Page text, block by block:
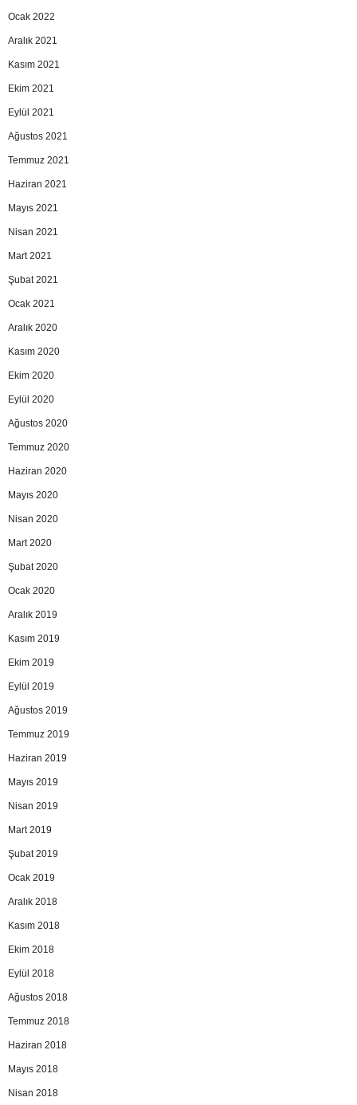
Ocak 2022
Aralık 2021
Kasım 2021
Ekim 2021
Eylül 2021
Ağustos 2021
Temmuz 2021
Haziran 2021
Mayıs 2021
Nisan 2021
Mart 2021
Şubat 2021
Ocak 2021
Aralık 2020
Kasım 2020
Ekim 2020
Eylül 2020
Ağustos 2020
Temmuz 2020
Haziran 2020
Mayıs 2020
Nisan 2020
Mart 2020
Şubat 2020
Ocak 2020
Aralık 2019
Kasım 2019
Ekim 2019
Eylül 2019
Ağustos 2019
Temmuz 2019
Haziran 2019
Mayıs 2019
Nisan 2019
Mart 2019
Şubat 2019
Ocak 2019
Aralık 2018
Kasım 2018
Ekim 2018
Eylül 2018
Ağustos 2018
Temmuz 2018
Haziran 2018
Mayıs 2018
Nisan 2018